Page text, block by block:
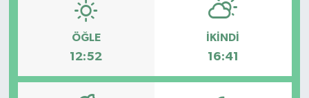
ÖĞLE
12:52
İKINDI
16:41